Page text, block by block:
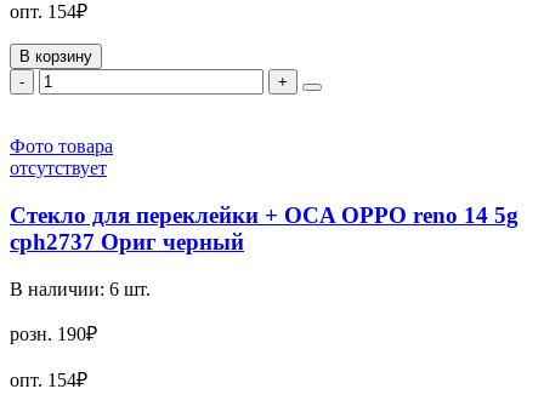
опт. 154₽
В корзину
-
+
Фото товара
отсутствует
Стекло для переклейки + OCA OPPO reno 14 5g
cph2737 Ориг черный
В наличии: 6 шт.
розн. 190₽
опт. 154₽